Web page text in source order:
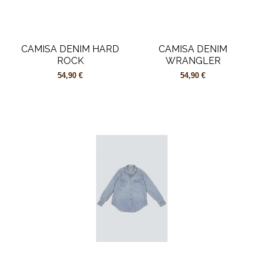
CAMISA DENIM HARD
ROCK
54,90 €
CAMISA DENIM
WRANGLER
54,90 €